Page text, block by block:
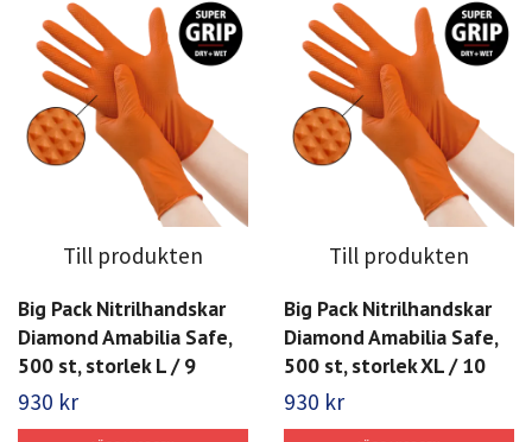
Till produkten
Big Pack Nitrilhandskar
Diamond Amabilia Safe,
500 st, storlek L / 9
930 kr
Till produkten
Big Pack Nitrilhandskar
Diamond Amabilia Safe,
500 st, storlek XL / 10
930 kr